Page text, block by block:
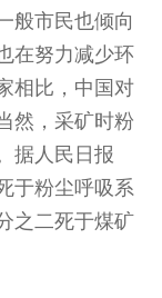
般市民也倾向
在努力减少环
相比，中国对
然，采矿时粉
据人民日报
于粉尘呼吸系
之二死于煤矿